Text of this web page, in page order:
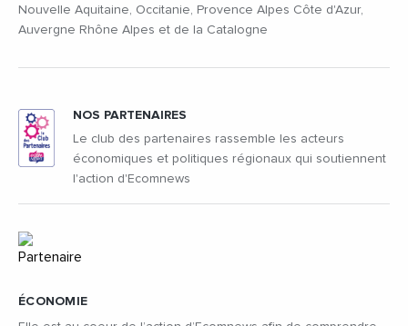
Nouvelle Aquitaine, Occitanie, Provence Alpes Côte d'Azur,
Auvergne Rhône Alpes et de la Catalogne
ÉCONOMIE
NOS PARTENAIRES
Le club des partenaires rassemble les acteurs
économiques et politiques régionaux qui soutiennent
l'action d'Ecomnews